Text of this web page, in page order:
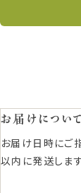
お届けについて
お届け日時にご
以内に発送します